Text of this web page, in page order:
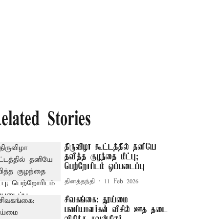
Stories
திருவிழா கூட்டத்தில் தனியே
தவித்த குழந்தை மீட்பு;
பெற்றோரிடம் ஒப்படைப்பு
தினத்தந்தி 11 Feb 2026
சிவகங்கை: தூய்மை
பணியாளர்கள் விசில் ஊத தடை